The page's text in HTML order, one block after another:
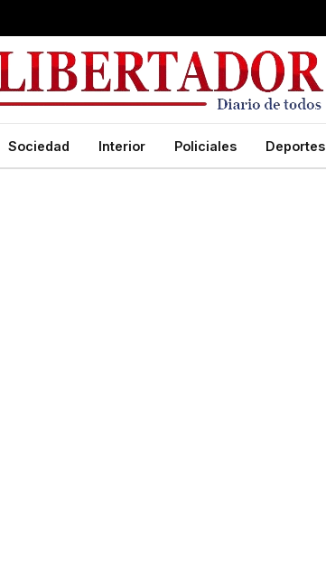
Sociedad Interior Policiales Deportes